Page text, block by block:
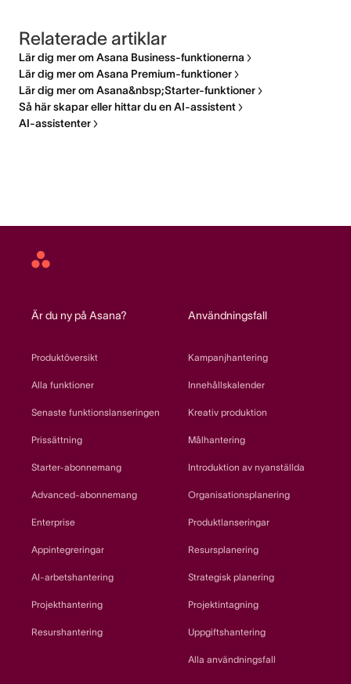
Relaterade artiklar
Lär dig mer om Asana Business-funktionerna
Lär dig mer om Asana Premium-funktioner
Lär dig mer om Asana&nbsp;Starter-funktioner
Så här skapar eller hittar du en AI-assistent
AI-assistenter
Asana
Är du ny på Asana?
Produktöversikt
Alla funktioner
Senaste funktionslanseringen
Prissättning
Starter-abonnemang
Advanced-abonnemang
Enterprise
Appintegreringar
AI-arbetshantering
Projekthantering
Resurshantering
Användningsfall
Kampanjhantering
Innehållskalender
Kreativ produktion
Målhantering
Introduktion av nyanställda
Organisationsplanering
Produktlanseringar
Resursplanering
Strategisk planering
Projektintagning
Uppgiftshantering
Alla användningsfall